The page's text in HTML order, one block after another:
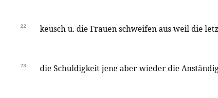
22 keusch u. die Frauen schweifen aus weil die
23 die Schuldigkeit jene aber wieder die